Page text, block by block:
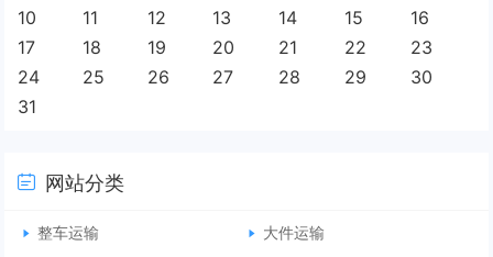
10
11 12 13 14 15
16
17
18 19 20 21 22
23
24
25 26 27 28 29
30
31
网站分类
整车运输
大件运输